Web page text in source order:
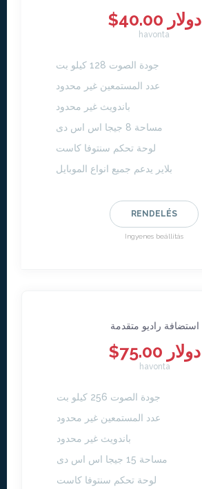
$40.00 دولار
havonta
جودة الصوت 128 كيلو بت
عدد المستمعين غير محدود
باندويث غير محدود
مساحة 8 جيجا اس اس دى
لوحة تحكم سنتوفا كاست
بلاير يدعم جميع انواع الموبايل
RENDELÉS
Ingyenes beállítás
استضافة راديو متقدمة
$75.00 دولار
havonta
جودة الصوت 256 كيلو بت
عدد المستمعين غير محدود
باندويث غير محدود
مساحة 15 جيجا اس اس دى
لوحة تحكم سنتوفا كاست